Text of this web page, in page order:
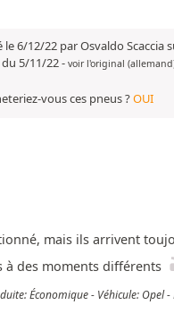
6/12/22 par Osvaldo Scaccia
5/11/22- voir l'original
vous ces pneus ?OUI
mais ils arrivent
à des moments différents
Économique - Véhicule: Opel